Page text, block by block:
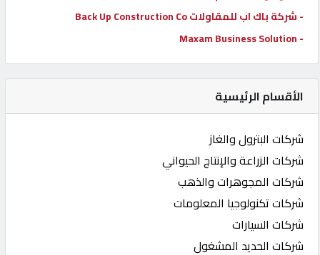
- شركة باك اب للمقاولات Back Up Construction Co
- Maxam Business Solution
الأقسام الرئيسية
شركات البترول والغاز
شركات الزراعة والإنتاج الحيواني
شركات المجوهرات والذهب
شركات تكنولوجيا المعلومات
شركات السيارات
شركات الحديد المشغول